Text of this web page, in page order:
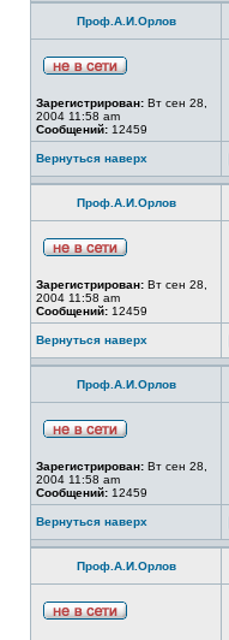
Проф.А.И.Орлов
Зарегистрирован: Вт сен 28,
2004 11:58 am
Сообщений: 12459
Вернуться наверх
Проф.А.И.Орлов
Зарегистрирован: Вт сен 28,
2004 11:58 am
Сообщений: 12459
Вернуться наверх
Проф.А.И.Орлов
Зарегистрирован: Вт сен 28,
2004 11:58 am
Сообщений: 12459
Вернуться наверх
Проф.А.И.Орлов